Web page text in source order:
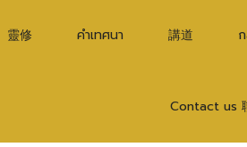
靈修 คำเทศนา 講道
Contact us